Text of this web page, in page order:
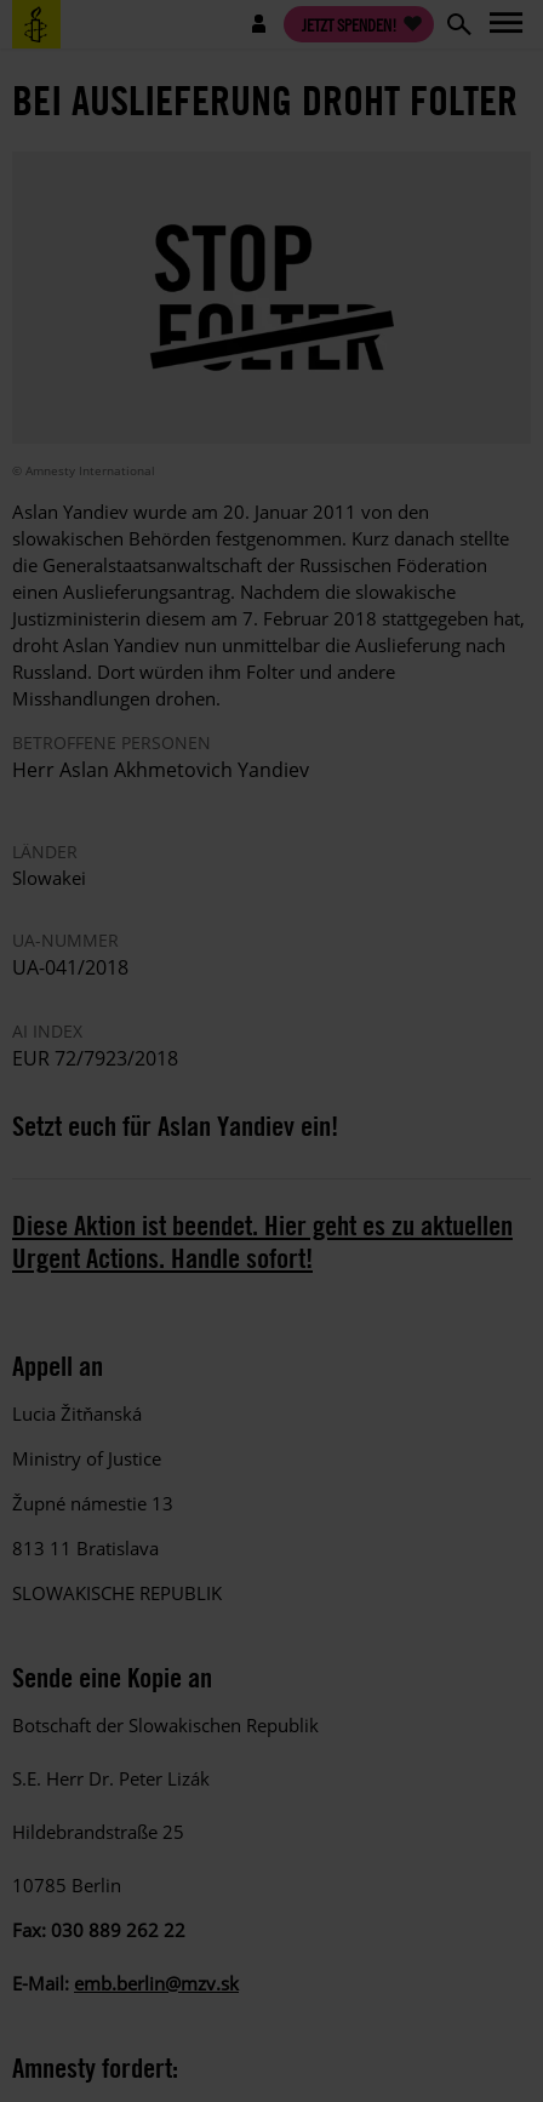
Direkt
zum
Benutzermenü JETZT SPENDEN!
BEI AUSLIEFERUNG DROHT FOLTER
© Amnesty International
Aslan Yandiev wurde am 20. Januar 2011 von den
slowakischen Behörden festgenommen. Kurz danach stellte
die Generalstaatsanwaltschaft der Russischen Föderation
einen Auslieferungsantrag. Nachdem die slowakische
Justizministerin diesem am 7. Februar 2018 stattgegeben hat,
droht Aslan Yandiev nun unmittelbar die Auslieferung nach
Russland. Dort würden ihm Folter und andere
Misshandlungen drohen.
BETROFFENE PERSONEN
Herr Aslan Akhmetovich Yandiev
LÄNDER
Slowakei
UA-NUMMER
UA-041/2018
AI INDEX
EUR 72/7923/2018
Setzt euch für Aslan Yandiev ein!
Diese Aktion ist beendet. Hier geht es zu aktuellen
Urgent Actions. Handle sofort!
Appell an
Lucia Žitňanská
Ministry of Justice
Župné námestie 13
813 11 Bratislava
SLOWAKISCHE REPUBLIK
Sende eine Kopie an
Botschaft der Slowakischen Republik
S.E. Herr Dr. Peter Lizák
Hildebrandstraße 25
10785 Berlin
Fax: 030 889 262 22
E-Mail: emb.berlin@mzv.sk
Amnesty fordert: